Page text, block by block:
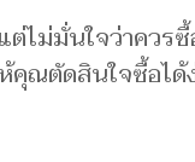
ต่ไม่มั่นใจว่าคว
คุณตัดสินใจซื้อได้